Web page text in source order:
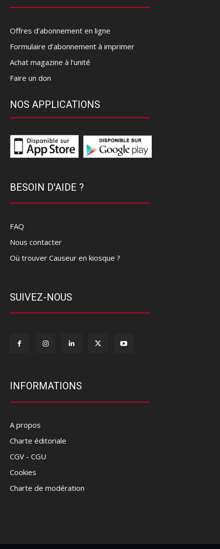
Offres d’abonnement en ligne
Formulaire d'abonnement à imprimer
Achat magazine à l'unité
Faire un don
NOS APPLICATIONS
BESOIN D'AIDE ?
FAQ
Nous contacter
Où trouver Causeur en kiosque ?
SUIVEZ-NOUS
INFORMATIONS
A propos
Charte éditoriale
CGV - CGU
Cookies
Charte de modération